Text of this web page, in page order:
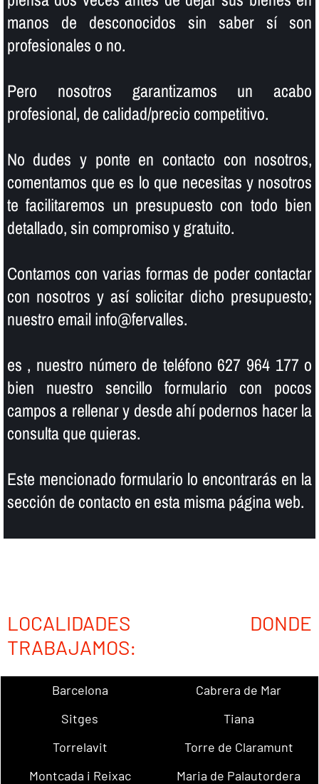
manos de desconocidos sin saber sí­ son
profesionales o no.
Pero nosotros garantizamos un acabo
profesional, de calidad/precio competitivo.
No dudes y ponte en contacto con nosotros,
comentamos que es lo que necesitas y nosotros
te facilitaremos un presupuesto con todo bien
detallado, sin compromiso y gratuito.
Contamos con varias formas de poder contactar
con nosotros y así­ solicitar dicho presupuesto;
nuestro email info@fervalles.
es , nuestro número de teléfono 627 964 177 o
bien nuestro sencillo formulario con pocos
campos a rellenar y desde ahí­ podernos hacer la
consulta que quieras.
Este mencionado formulario lo encontrarás en la
sección de contacto en esta misma página web.
LOCALIDADES DONDE
TRABAJAMOS:
Barcelona
Cabrera de Mar
Sitges
Tiana
Torrelavit
Torre de Claramunt
Montcada i Reixac
Maria de Palautordera